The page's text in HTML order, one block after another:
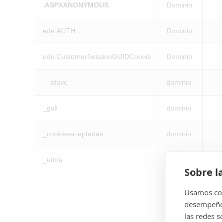
.ASPXANONYMOUS Dominio
ede.AUTH Dominio
ede.CustomerSessionGUIDCookie Dominio
__atuvc dominio
_gali dominio
_cookiesaceptadas dominio
_utma
Sobre
Usamos
las redes